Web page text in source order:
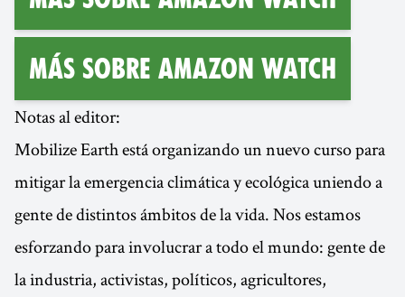
Más sobre Amazon Watch
Notas al editor:
Mobilize Earth está organizando un nuevo curso para
mitigar la emergencia climática y ecológica uniendo a
gente de distintos ámbitos de la vida. Nos estamos
esforzando para involucrar a todo el mundo: gente de
la industria, activistas, políticos, agricultores,